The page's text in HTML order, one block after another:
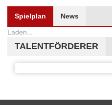
Spielplan News
Laden...
TALENTFÖRDERER